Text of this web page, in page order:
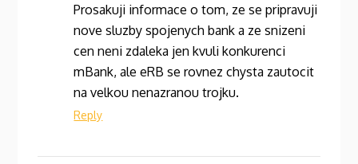
Prosakuji informace o tom, ze se pripravuji
nove sluzby spojenych bank a ze snizeni
cen neni zdaleka jen kvuli konkurenci
mBank, ale eRB se rovnez chysta zautocit
na velkou nenazranou trojku.
Reply